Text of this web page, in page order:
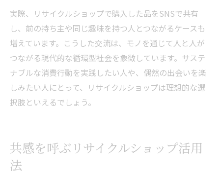
実際、リサイクルショップで購入した品をSNSで共有
し、前の持ち主や同じ趣味を持つ人とつながるケースも
増えています。こうした交流は、モノを通じて人と人が
つながる現代的な循環型社会を象徴しています。サステ
ナブルな消費行動を実践したい人や、偶然の出会いを楽
しみたい人にとって、リサイクルショップは理想的な選
択肢といえるでしょう。
共感を呼ぶリサイクルショップ活用
法